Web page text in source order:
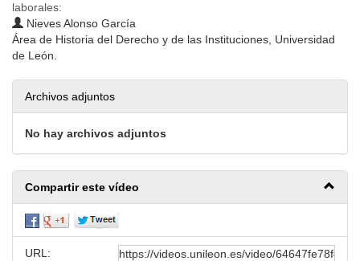
laborales:
Nieves Alonso García
Área de Historia del Derecho y de las Instituciones, Universidad
de León.
Archivos adjuntos
No hay archivos adjuntos
Compartir este vídeo
URL: